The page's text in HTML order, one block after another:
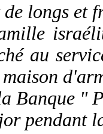
longs et
au
Banque "
pendant